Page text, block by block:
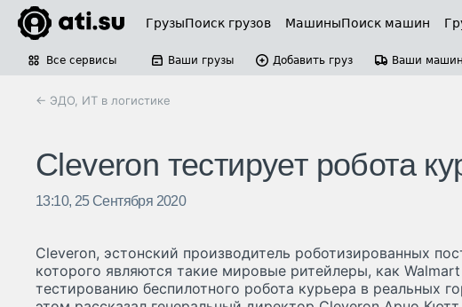
ГрузыПоиск грузов МашиныПоиск машин
Все сервисы Ваши грузы Добавить груз Ваши
← ЭДО, ИТ в логистике
Cleveron тестирует робота
13:10, 25 Сентября 2020
Cleveron, эстонский производитель роботизированных
которого являются такие мировые ритейлеры, как
тестированию беспилотного робота курьера в реальных